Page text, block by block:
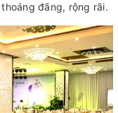
đãng, rộng rãi.